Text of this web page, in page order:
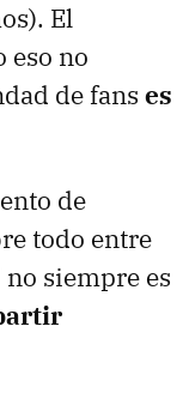
El
eso no
de fans es
de
todo entre
siempre es